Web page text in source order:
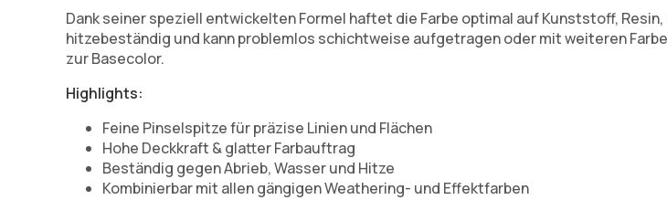
Dank seiner speziell entwickelten Formel haftet die Farbe optimal auf Kunststoff,
hitzebeständig und kann problemlos schichtweise aufgetragen oder mit weiteren
zur Basecolor.
Highlights:
Feine Pinselspitze für präzise Linien und Flächen
Hohe Deckkraft & glatter Farbauftrag
Beständig gegen Abrieb, Wasser und Hitze
Kombinierbar mit allen gängigen Weathering- und Effektfarben